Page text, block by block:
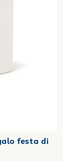
festa di